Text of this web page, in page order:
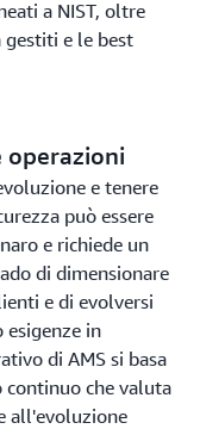
a NIST, oltre
e le best
operazioni
e tenere
può essere
e richiede un
di dimensionare
e di evolversi
in
di AMS si basa
continuo che valuta
all'evoluzione